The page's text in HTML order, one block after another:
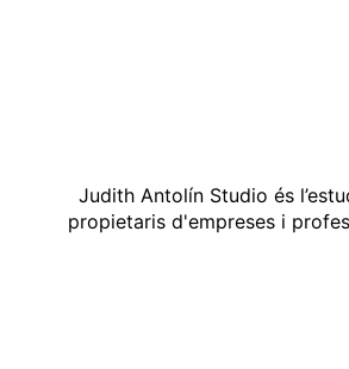
Judith Antolín Studio és
propietaris d'empreses i